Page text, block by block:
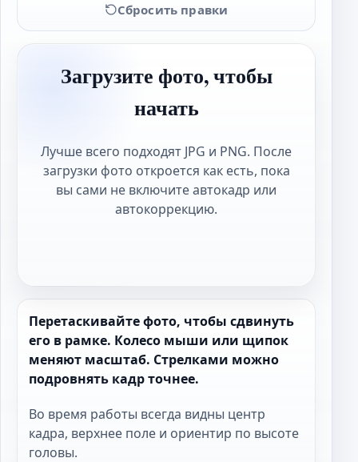
Сбросить правки
Загрузите фото, чтобы
начать
Лучше всего подходят JPG и PNG. После
загрузки фото откроется как есть, пока
вы сами не включите автокадр или
автокоррекцию.
Перетаскивайте фото, чтобы сдвинуть
его в рамке. Колесо мыши или щипок
меняют масштаб. Стрелками можно
подровнять кадр точнее.
Во время работы всегда видны центр
кадра, верхнее поле и ориентир по высоте
головы.